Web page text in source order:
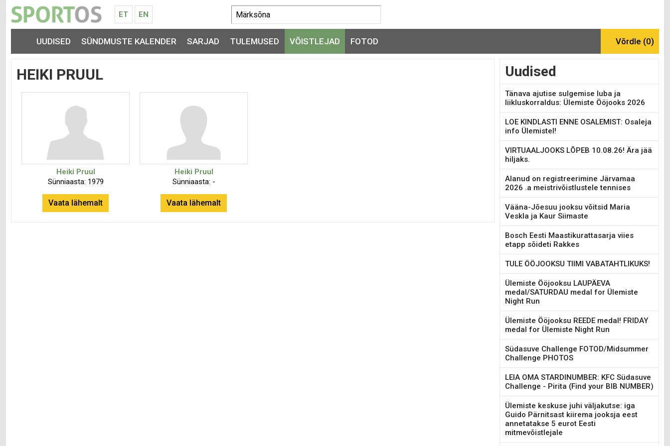
ET EN
UUDISED SÜNDMUSTE KALENDER SARJAD TULEMUSED VÕISTLEJAD FOTOD
HEIKI PRUUL
Heiki Pruul
Sünniaasta: 1979
Vaata lähemalt
Heiki Pruul
Sünniaasta: -
Vaata lähemalt
Uudised
Tänava ajutise sulgemise luba ja
liikluskorraldus: Ülemiste Ööjooks 2026
LOE KINDLASTI ENNE OSALEMIST: Osaleja
info Ülemistel!
VIRTUAALJOOKS LÕPEB 10.08.26! Ära jää
hiljaks.
Alanud on registreerimine Järvamaa
2026 .a meistrivõistlustele tennises
Vääna-Jõesuu jooksu võitsid Maria
Veskla ja Kaur Siimaste
Bosch Eesti Maastikurattasarja viies
etapp sõideti Rakkes
TULE ÖÖJOOKSU TIIMI VABATAHTLIKUKS!
Ülemiste Ööjooksu LAUPÄEVA
medal/SATURDAU medal for Ülemiste
Night Run
Ülemiste Ööjooksu REEDE medal! FRIDAY
medal for Ülemiste Night Run
Südasuve Challenge FOTOD/Midsummer
Challenge PHOTOS
LEIA OMA STARDINUMBER: KFC Südasuve
Challenge - Pirita (Find your BIB NUMBER)
Ülemiste keskuse juhi väljakutse: iga
Guido Pärnitsast kiirema jooksja eest
annetatakse 5 eurot Eesti
mitmevõistlejale